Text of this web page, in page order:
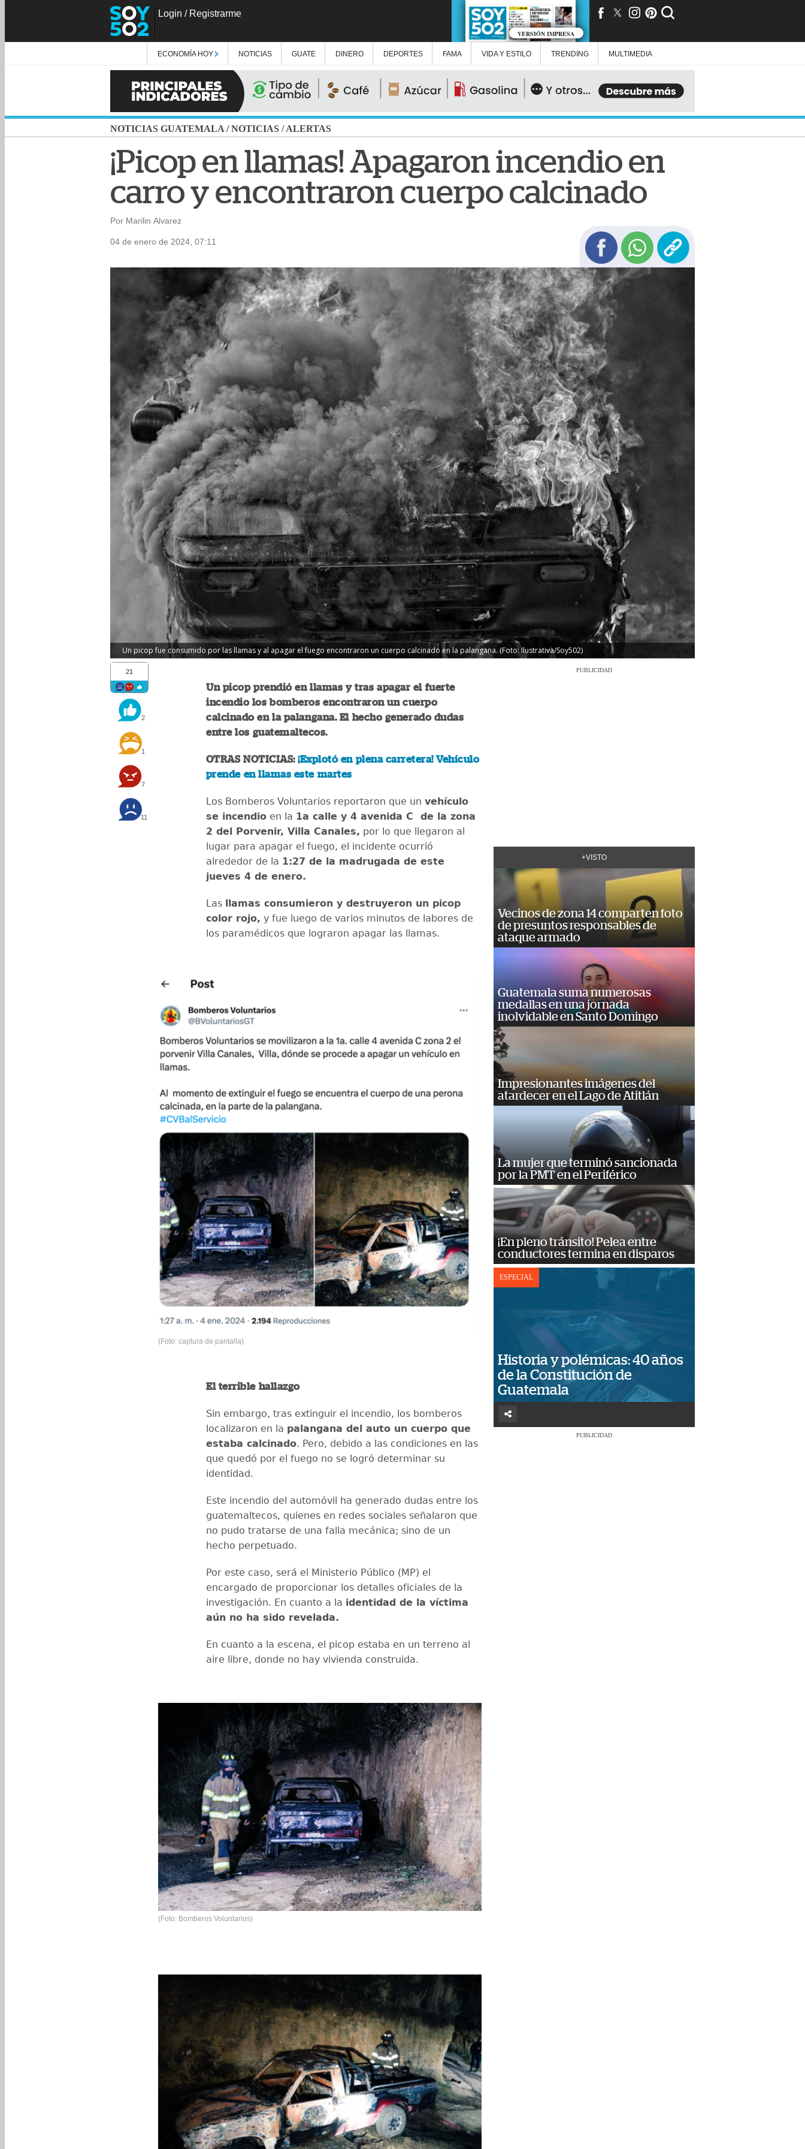
Login / Registrarme
VERSIÓN IMPRESA
ECONOMÍA HOY NOTICIAS GUATE DINERO DEPORTES FAMA VIDA Y ESTILO TRENDING MULTIMEDIA
NOTICIAS GUATEMALA /NOTICIAS /ALERTAS
¡Picop en llamas! Apagaron incendio en
carro y encontraron cuerpo calcinado
Por Marilin Alvarez
04 de enero de 2024, 07:11
Un picop fue consumido por las llamas y al apagar el fuego encontraron un cuerpo calcinado en la palangana. (Foto: Ilustrativa/Soy502)
21
2
1
7
11
Un picop prendió en llamas y tras apagar el fuerte
incendio los bomberos encontraron un cuerpo
calcinado en la palangana. El hecho generado dudas
entre los guatemaltecos.
OTRAS NOTICIAS:¡Explotó en plena carretera! Vehículo
prende en llamas este martes
Los Bomberos Voluntarios reportaron que un vehículo
se incendio en la 1a calle y 4 avenida C de la zona
2 del Porvenir, Villa Canales, por lo que llegaron al
lugar para apagar el fuego, el incidente ocurrió
alrededor de la 1:27 de la madrugada de este
jueves 4 de enero.
Las llamas consumieron y destruyeron un picop
color rojo, y fue luego de varios minutos de labores de
los paramédicos que lograron apagar las llamas.
(Foto: captura de pantalla)
El terrible hallazgo
Sin embargo, tras extinguir el incendio, los bomberos
localizaron en la palangana del auto un cuerpo que
estaba calcinado. Pero, debido a las condiciones en las
que quedó por el fuego no se logró determinar su
identidad.
Este incendio del automóvil ha generado dudas entre los
guatemaltecos, quienes en redes sociales señalaron que
no pudo tratarse de una falla mecánica; sino de un
hecho perpetuado.
Por este caso, será el Ministerio Público (MP) el
encargado de proporcionar los detalles oficiales de la
investigación. En cuanto a la identidad de la víctima
aún no ha sido revelada.
En cuanto a la escena, el picop estaba en un terreno al
aire libre, donde no hay vivienda construida.
(Foto: Bomberos Voluntarios)
PUBLICIDAD
+VISTO
Vecinos de zona 14 comparten foto
de presuntos responsables de
ataque armado
Guatemala suma numerosas
medallas en una jornada
inolvidable en Santo Domingo
Impresionantes imágenes del
atardecer en el Lago de Atitlán
La mujer que terminó sancionada
por la PMT en el Periférico
¡En pleno tránsito! Pelea entre
conductores termina en disparos
ESPECIAL
Historia y polémicas: 40 años
de la Constitución de
Guatemala
PUBLICIDAD